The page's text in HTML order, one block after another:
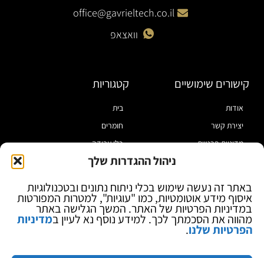
ניהול ההגדרות שלך
באתר זה נעשה שימוש בכלי ניתוח נתונים ובטכנולוגיות
איסוף מידע אוטומטיות, כמו "עוגיות", למטרות המפורטות
במדיניות הפרטיות של האתר. המשך הגלישה באתר
מהווה את הסכמתך לכך. למידע נוסף נא לעיין במדיניות
הפרטיות שלנו.
office@gavrieltech.co.il
וואצאפ
קישורים שימושיים
אודות
יצירת קשר
מדיניות פרטיות
בלוג
קטגוריות
בית
חומרים
כלי עבודה
מוצרי הלחמה
ספקי כח ומודדים
ציוד אופטי להגדלה